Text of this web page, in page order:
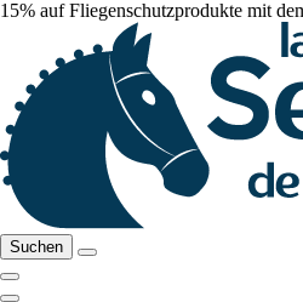
15% auf Fliegenschutzprodukte mit
Suchen